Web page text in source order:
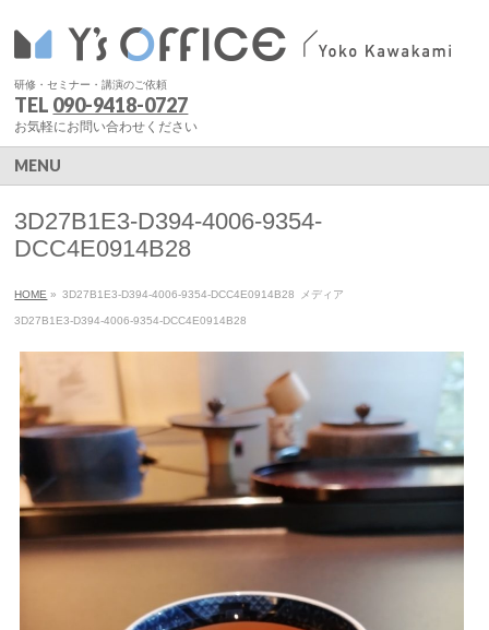
研修・セミナー・講演のご依頼
TEL 090-9418-0727
お気軽にお問い合わせください
MENU
3D27B1E3-D394-4006-9354-
DCC4E0914B28
HOME » 3D27B1E3-D394-4006-9354-DCC4E0914B28 メディア
3D27B1E3-D394-4006-9354-DCC4E0914B28